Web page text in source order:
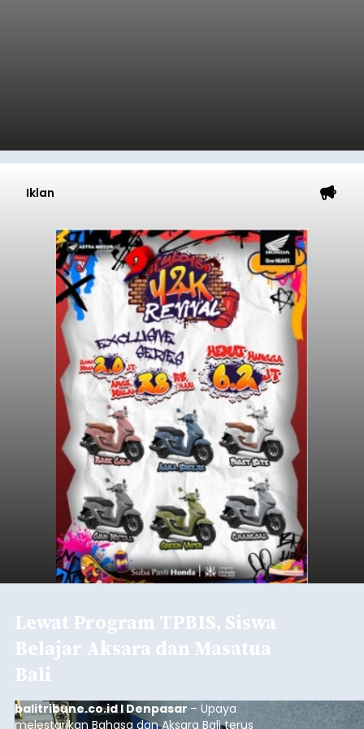
Iklan
Lewat Program TPBIS, Siswa
Belajar Aksara dan Masatua
Bali
balitribune.co.id I Denpasar – Upaya
melestarikan Bahasa dan Aksara Bali terus